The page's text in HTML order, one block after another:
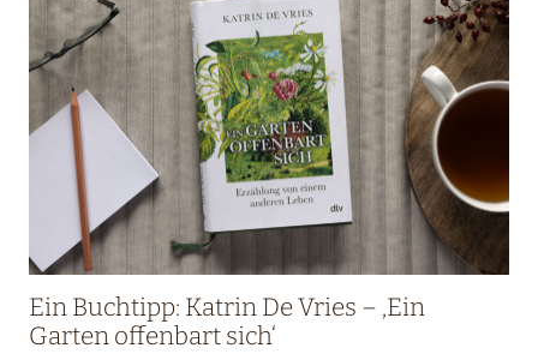
Ein Buchtipp: Katrin De Vries – ‚Ein
Garten offenbart sich‘